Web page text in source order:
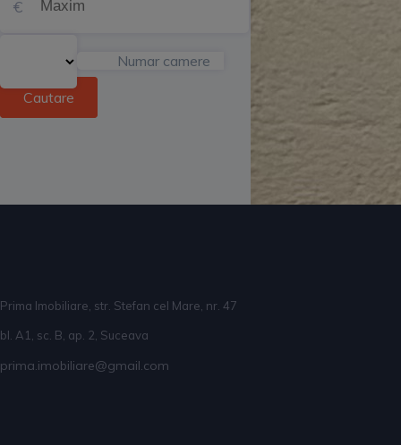
Numar camere
Cautare
Prima Imobiliare, str. Stefan cel Mare, nr. 47
bl. A1, sc. B, ap. 2, Suceava
prima.imobiliare@gmail.com